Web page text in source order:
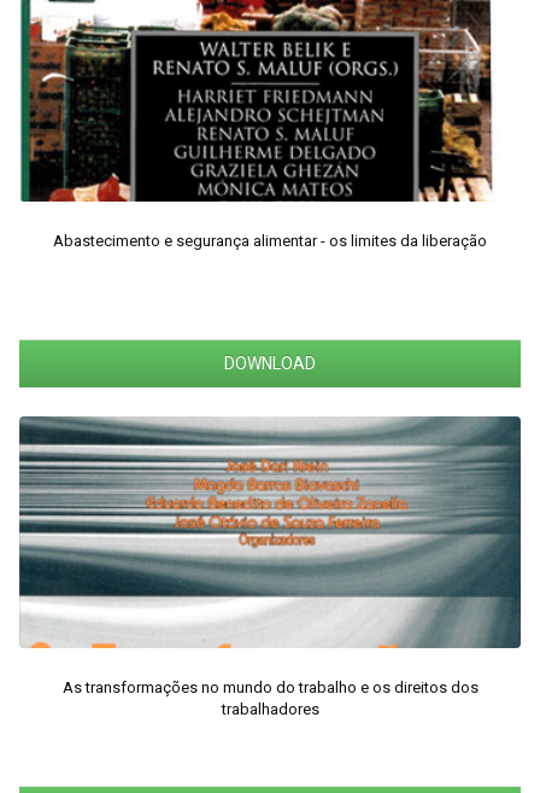
Abastecimento e segurança alimentar - os limites da liberação
DOWNLOAD
As transformações no mundo do trabalho e os direitos dos
trabalhadores